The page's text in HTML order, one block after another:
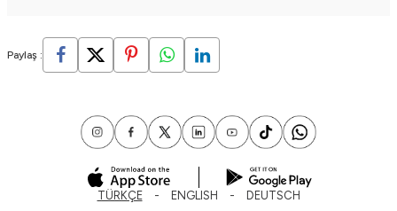
Paylaş :
TÜRKÇE ENGLISH DEUTSCH